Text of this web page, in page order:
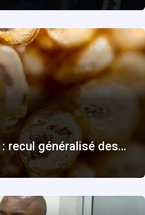
recul généralisé des…